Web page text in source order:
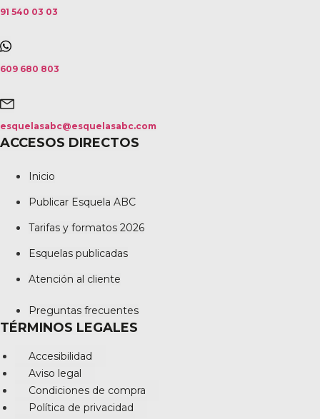
91 540 03 03
609 680 803
esquelasabc@esquelasabc.com
ACCESOS DIRECTOS
Inicio
Publicar Esquela ABC
Tarifas y formatos 2026
Esquelas publicadas
Atención al cliente
Preguntas frecuentes
TÉRMINOS LEGALES
Accesibilidad
Aviso legal
Condiciones de compra
Política de privacidad